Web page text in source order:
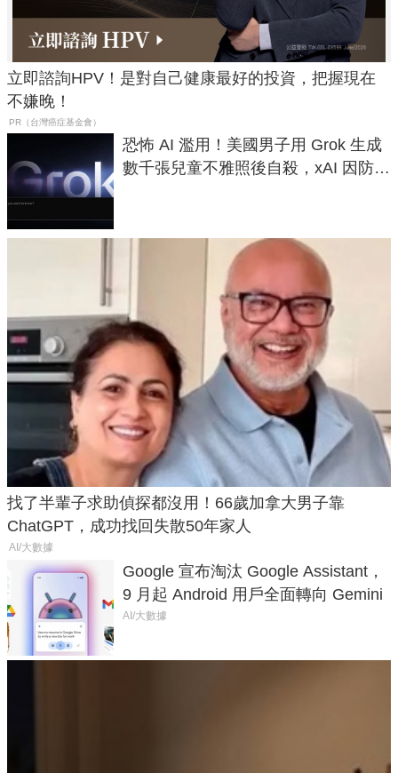
立即諮詢HPV！是對自己健康最好的投資，把握現在
不嫌晚！
PR（台灣癌症基金會）
恐怖 AI 濫用！美國男子用 Grok 生成
數千張兒童不雅照後自殺，xAI 因防護
找了半輩子求助偵探都沒用！66歲加拿大男子靠
ChatGPT，成功找回失散50年家人
AI/大數據
Google 宣布淘汰 Google Assistant，
9 月起 Android 用戶全面轉向 Gemini
AI/大數據